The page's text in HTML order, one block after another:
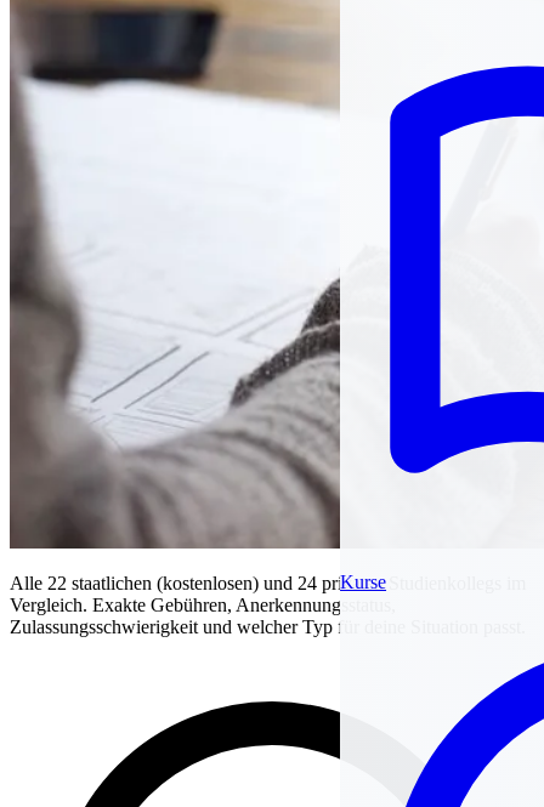
Kurse
Alle 22 staatlichen (kostenlosen) und 24 privaten Studienkollegs im
Vergleich. Exakte Gebühren, Anerkennungsstatus,
Zulassungsschwierigkeit und welcher Typ für deine Situation passt.